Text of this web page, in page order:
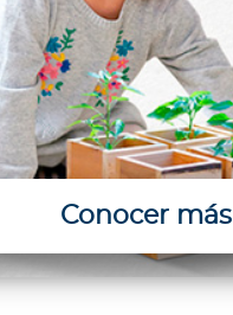
Conocer más